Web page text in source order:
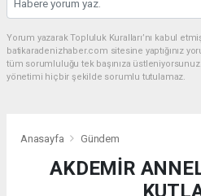
Yorum yazarak Topluluk Kuralları’nı kabul
batikaradenizhaber.com sitesine yaptığınız
tüm sorumluluğu tek başınıza
yönetimi hiçbir şekilde sorumlu tutulamaz.
Anasayfa Gündem
AKDEMİR